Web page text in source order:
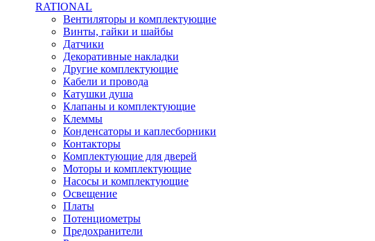
RATIONAL
Вентиляторы и комплектующие
Винты, гайки и шайбы
Датчики
Декоративные накладки
Другие комплектующие
Кабели и провода
Катушки душа
Клапаны и комплектующие
Клеммы
Конденсаторы и каплесборники
Контакторы
Комплектующие для дверей
Моторы и комплектующие
Насосы и комплектующие
Освещение
Платы
Потенциометры
Предохранители